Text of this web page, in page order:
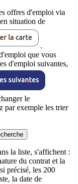
offres d'emploi via
situation de
.
que vous
d'emploi suivantes,
le
par exemple les trier
la liste, s'affichent :
du contrat et la
précisé, les 200
la date de